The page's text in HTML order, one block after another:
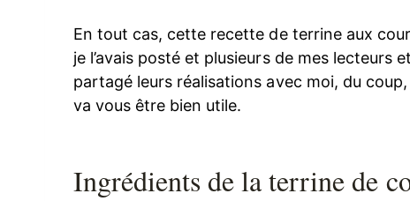
En tout cas, cette recette de terrine aux
je l’avais posté et plusieurs de mes lecteurs
partagé leurs réalisations avec moi, du
va vous être bien utile.
Ingrédients de la terrine de